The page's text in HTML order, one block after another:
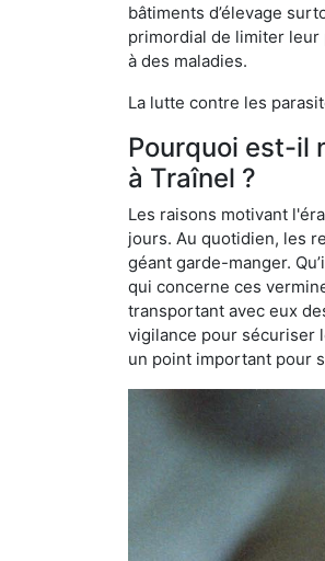
bâtiments d’élevage
primordial de limiter leur
à des maladies.
La lutte contre les
Pourquoi est-il
à Traînel ?
Les raisons motivant
jours. Au quotidien, les
géant garde-manger.
qui concerne ces
transportant avec eux
vigilance pour sécuriser
un point important pour